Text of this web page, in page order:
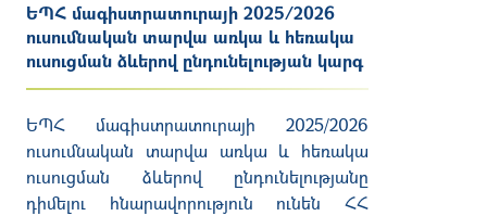
ԵՊՀ մագիստրատուրայի 2025/2026
ուսումնական տարվա առկա և հեռակա
ուսուցման ձևերով ընդունելության կարգ
ԵՊՀ մագիստրատուրայի 2025/2026
ուսումնական տարվա առկա և հեռակա
ուսուցման ձևերով ընդունելությանը
դիմելու հնարավորություն ունեն ՀՀ